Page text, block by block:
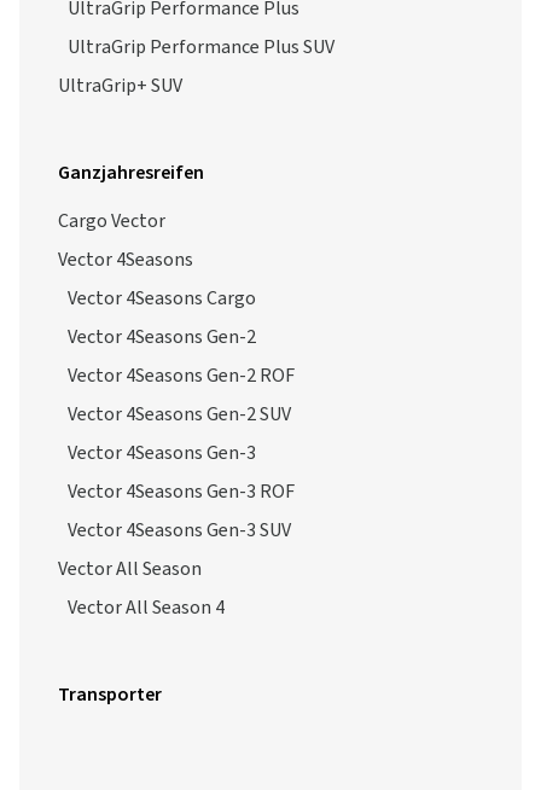
UltraGrip Performance Plus
UltraGrip Performance Plus SUV
UltraGrip+ SUV
Ganzjahresreifen
Cargo Vector
Vector 4Seasons
Vector 4Seasons Cargo
Vector 4Seasons Gen-2
Vector 4Seasons Gen-2 ROF
Vector 4Seasons Gen-2 SUV
Vector 4Seasons Gen-3
Vector 4Seasons Gen-3 ROF
Vector 4Seasons Gen-3 SUV
Vector All Season
Vector All Season 4
Transporter